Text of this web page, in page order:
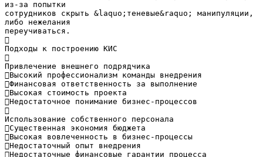
из-за попытки
сотрудников скрыть &laquo;теневые&raquo; манипуляции,
либо нежелания
переучиваться.

Подходы к построению КИС

Привлечение внешнего подрядчика
Высокий профессионализм команды внедрения
Финансовая ответственность за выполнение
Высокая стоимость проекта
Недостаточное понимание бизнес-процессов

Использование собственного персонала
Существенная экономия бюджета
Высокая вовлеченность в бизнес-процессы
Недостаточный опыт внедрения
Недостаточные финансовые гарантии процесса